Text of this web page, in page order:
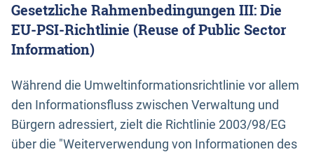
Gesetzliche Rahmenbedingungen III: Die
EU-PSI-Richtlinie (Reuse of Public Sector
Information)
Während die Umweltinformationsrichtlinie vor allem
den Informationsfluss zwischen Verwaltung und
Bürgern adressiert, zielt die Richtlinie 2003/98/EG
über die "Weiterverwendung von Informationen des